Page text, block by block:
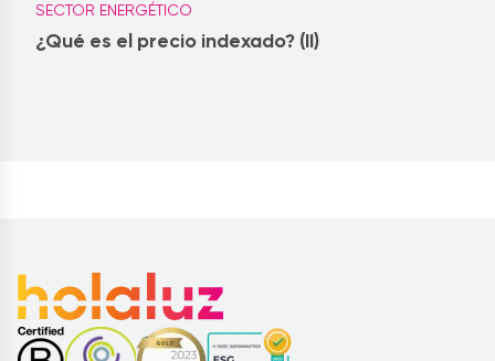
SECTOR ENERGÉTICO
¿Qué es el precio indexado? (II)